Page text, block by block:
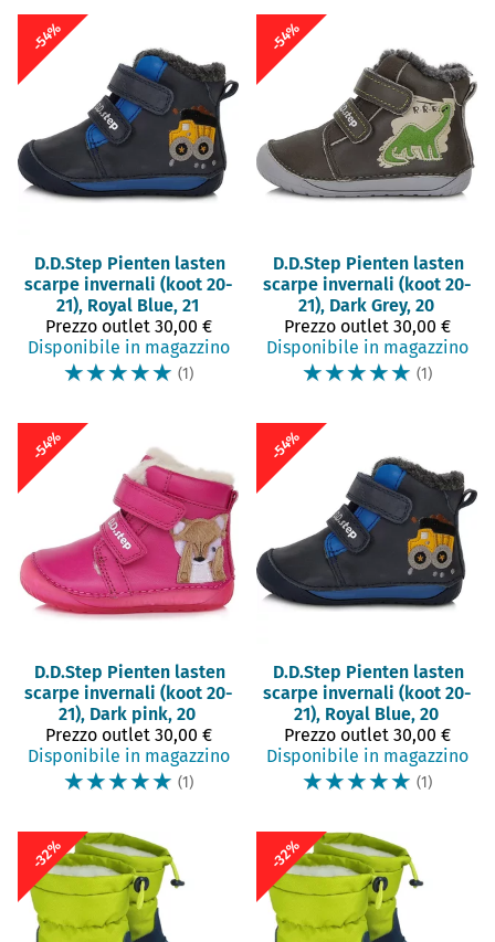
-54%
D.D.Step Pienten lasten
scarpe invernali (koot 20-
21), Royal Blue, 21
Prezzo outlet30,00 €
Disponibile in magazzino
☆☆☆☆☆ (1)
-54%
D.D.Step Pienten lasten
scarpe invernali (koot 20-
21), Dark Grey, 20
Prezzo outlet30,00 €
Disponibile in magazzino
☆☆☆☆☆ (1)
-54%
D.D.Step Pienten lasten
scarpe invernali (koot 20-
21), Dark pink, 20
Prezzo outlet30,00 €
Disponibile in magazzino
☆☆☆☆☆ (1)
-54%
D.D.Step Pienten lasten
scarpe invernali (koot 20-
21), Royal Blue, 20
Prezzo outlet30,00 €
Disponibile in magazzino
☆☆☆☆☆ (1)
-32% -32%